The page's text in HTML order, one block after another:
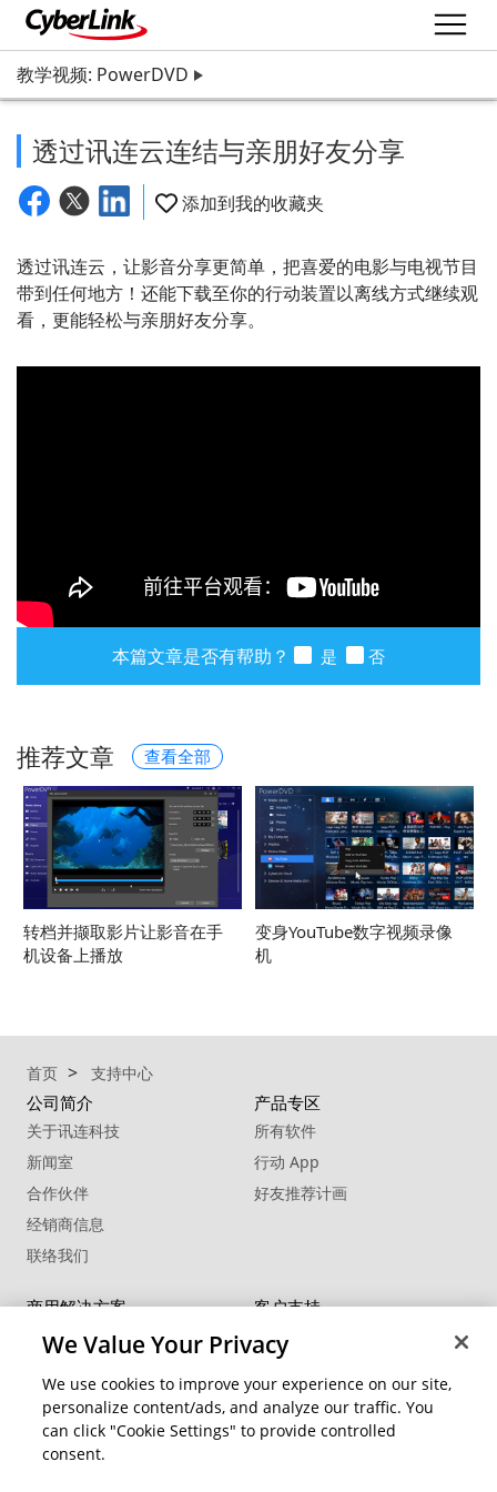
教学视频: PowerDVD
透过讯连云连结与亲朋好友分享
添加到我的收藏夹
透过讯连云，让影音分享更简单，把喜爱的电影与电视节目
带到任何地方！还能下载至你的行动装置以离线方式继续观
看，更能轻松与亲朋好友分享。
本篇文章是否有帮助？ 是 否
推荐文章 查看全部
转档并撷取影片让影音在手
机设备上播放
变身YouTube数字视频录像
机
首页 支持中心
公司简介
关于讯连科技
新闻室
合作伙伴
经销商信息
联络我们
产品专区
所有软件
行动 App
好友推荐计画
商用解决方案
FaceMe®SDK
客户支持
软件更新
教学中心
社交网络资源
We Value Your Privacy
We use cookies to improve your experience on our site,
personalize content/ads, and analyze our traffic. You
can click "Cookie Settings" to provide controlled
consent.